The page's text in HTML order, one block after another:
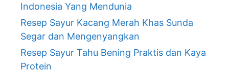
Indonesia Yang Mendunia
Resep Sayur Kacang Merah Khas Sunda
Segar dan Mengenyangkan
Resep Sayur Tahu Bening Praktis dan Kaya
Protein